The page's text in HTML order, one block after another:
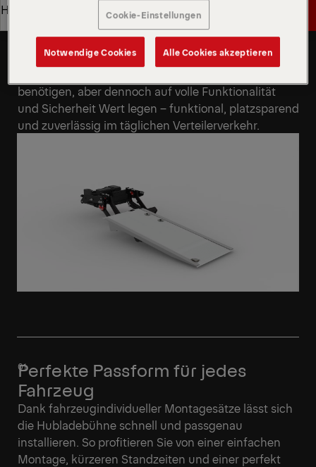
Highlights
Highlights
Angebot anfordern
Angebot anfordern
Optimal für den Einsatz nach
Bedarf
Diese Hubladebühne ist die perfekte Lösung für
benötigen, aber dennoch auf volle Funktionalität
und Sicherheit Wert legen – funktional, platzsparend
und zuverlässig im täglichen Verteilerverkehr.
Perfekte Passform für jedes
Fahrzeug
Dank fahrzeugindividueller Montagesätze lässt sich
die Hubladebühne schnell und passgenau
installieren. So profitieren Sie von einer einfachen
Montage, kürzeren Standzeiten und einer perfekt
Cookie-Einstellungen
Notwendige Cookies Alle Cookies akzeptieren